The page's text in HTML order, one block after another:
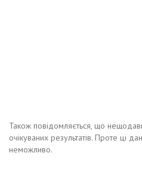
Також повідомляється, що
очікуваних результатів. Проте ці
неможливо.